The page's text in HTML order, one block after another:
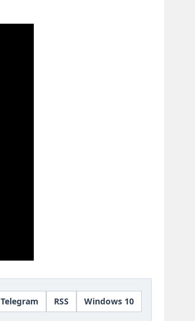
Telegram RSS Windows 10